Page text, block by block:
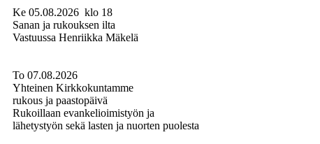
Ke 05.08.2026 klo 18
Sanan ja rukouksen ilta
Vastuussa Henriikka Mäkelä
To 07.08.2026
Yhteinen Kirkkokuntamme
rukous ja paastopäivä
Rukoillaan evankelioimistyön ja
lähetystyön sekä lasten ja nuorten puolesta